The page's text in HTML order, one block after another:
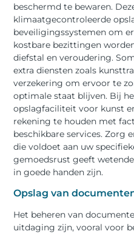
beschermd te bewaren.
klimaatgecontroleerde
beveiligingssystemen om
kostbare bezittingen
diefstal en veroudering.
extra diensten zoals
verzekering om ervoor te
optimale staat blijven. Bij
opslagfaciliteit voor kunst
rekening te houden met
beschikbare services. Zorg
die voldoet aan uw
gemoedsrust geeft
in goede handen zijn.
Opslag van
Het beheren van
uitdaging zijn, vooral voor